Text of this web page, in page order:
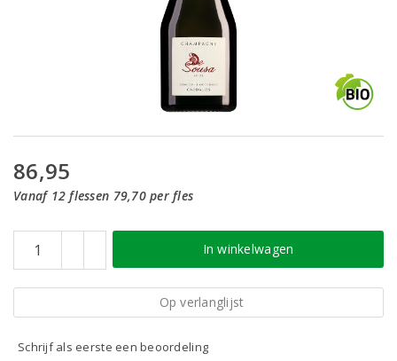
86,95
Vanaf 12 flessen 79,70 per fles
In winkelwagen
Op verlanglijst
Schrijf als eerste een beoordeling